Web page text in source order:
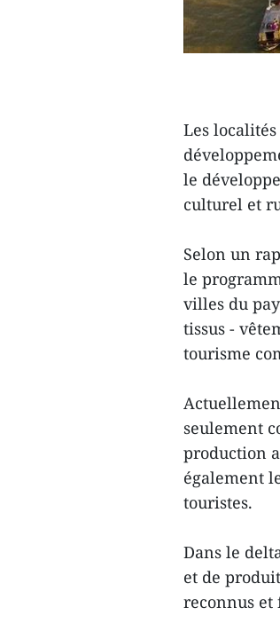
Les
le
culturel et
Selon un
le
villes du
tissus -
tourisme
seulement
production
également
touristes.
Dans le
et de
reconnus